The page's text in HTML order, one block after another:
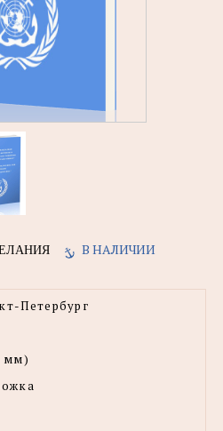
В НАЛИЧИИ
Петербург
мм)